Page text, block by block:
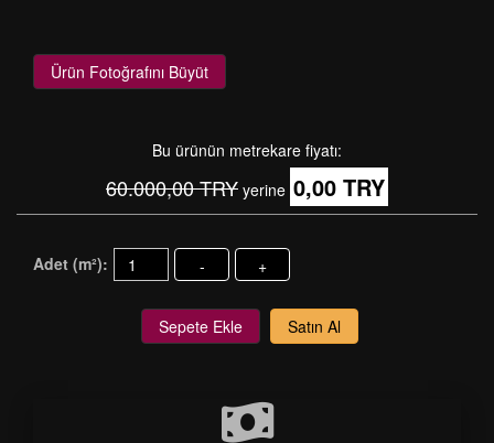
Ürün Fotoğrafını Büyüt
Bu ürünün metrekare fiyatı:
60.000,00 TRY yerine 0,00 TRY
Adet (m²): - +
Sepete Ekle Satın Al